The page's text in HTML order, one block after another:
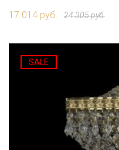
17 014 руб. 24 305 руб.
SALE